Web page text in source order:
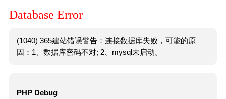
Database Error
(1040) 365建站错误警告：连接数据库失败，可能的原
因：1、数据库密码不对; 2、mysql未启动。
PHP Debug